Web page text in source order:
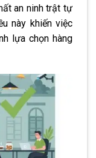
an ninh trật tự
này khiến việc
lựa chọn hàng